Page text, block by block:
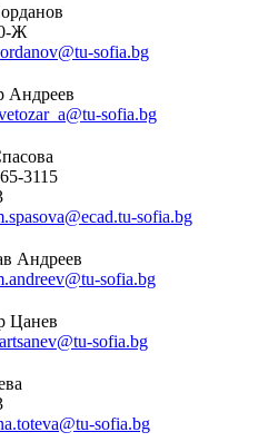
Ж
sofia.bg
Андреев
sofia.bg
3115
sofia.bg
Андреев
sofia.bg
Цанев
sofia.bg
sofia.bg